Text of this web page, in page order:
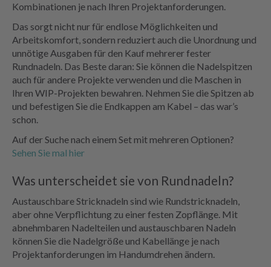
Kombinationen je nach Ihren Projektanforderungen.
Das sorgt nicht nur für endlose Möglichkeiten und
Arbeitskomfort, sondern reduziert auch die Unordnung und
unnötige Ausgaben für den Kauf mehrerer fester
Rundnadeln. Das Beste daran: Sie können die Nadelspitzen
auch für andere Projekte verwenden und die Maschen in
Ihren WIP-Projekten bewahren. Nehmen Sie die Spitzen ab
und befestigen Sie die Endkappen am Kabel – das war’s
schon.
Auf der Suche nach einem Set mit mehreren Optionen?
Sehen Sie mal hier
Was unterscheidet sie von Rundnadeln?
Austauschbare Stricknadeln sind wie Rundstricknadeln,
aber ohne Verpflichtung zu einer festen Zopflänge. Mit
abnehmbaren Nadelteilen und austauschbaren Nadeln
können Sie die Nadelgröße und Kabellänge je nach
Projektanforderungen im Handumdrehen ändern.